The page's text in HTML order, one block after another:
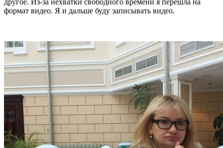
другое. Из-за нехватки свободного времени я перешла на
формат видео. Я и дальше буду записывать видео.